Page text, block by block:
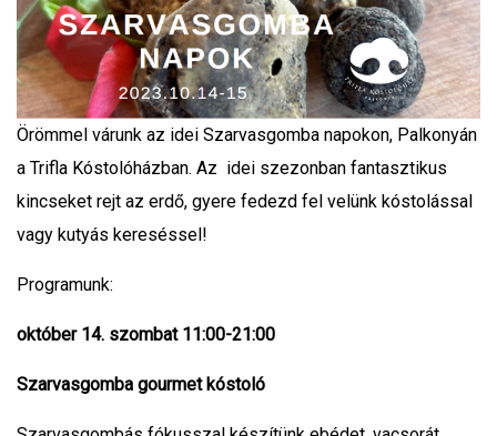
Örömmel várunk az idei Szarvasgomba napokon, Palkonyán
a Trifla Kóstolóházban. Az idei szezonban fantasztikus
kincseket rejt az erdő, gyere fedezd fel velünk kóstolással
vagy kutyás kereséssel!
Programunk:
október 14. szombat 11:00-21:00
Szarvasgomba gourmet kóstoló